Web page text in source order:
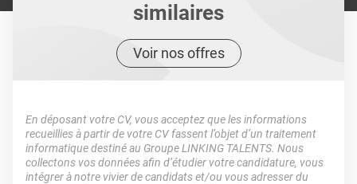
similaires
Voir nos offres
En déposant votre CV, vous acceptez que les informations
recueillies à partir de votre CV fassent l’objet d’un traitement
informatique destiné au Groupe LINKING TALENTS. Nous
collectons vos données afin d’étudier votre candidature, vous
intégrer à notre vivier de candidats et/ou vous adresser du